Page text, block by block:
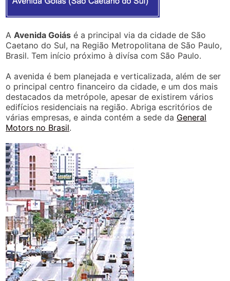
AAvenida Goiás é a principal via da cidade de São
Caetano do Sul, na Região Metropolitana de São Paulo,
Brasil. Tem início próximo à divísa com São Paulo.
A avenida é bem planejada e verticalizada, além de ser
o principal centro financeiro da cidade, e um dos mais
destacados da metrópole, apesar de existirem vários
edifícios residenciais na região. Abriga escritórios de
várias empresas, e ainda contém a sede da General
Motors no Brasil.